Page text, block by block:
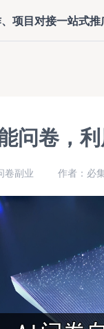
项目对接一站式推
问卷，
卷副业 作者：必